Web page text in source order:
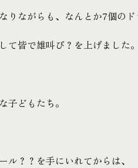
りながらも、なんとか7個の
て皆で雄叫び？を上げました。
子どもたち。
ル？？を手にいれてからは、